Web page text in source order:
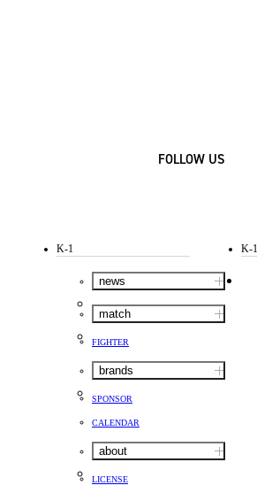
FOLLOW US
K-1
news
match
FIGHTER
brands
SPONSOR
CALENDAR
about
LICENSE
K-